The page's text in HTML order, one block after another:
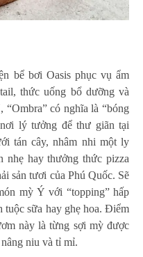
bể bơi Oasis phục vụ ẩm
thức uống bổ dưỡng và
“Ombra” có nghĩa là “bóng
lý tưởng để thư giãn tại
tán cây, nhâm nhi một ly
nhẹ hay thưởng thức pizza
sản tươi của Phú Quốc. Sẽ
mỳ Ý với “topping” hấp
tuộc sữa hay ghẹ hoa. Điểm
này là từng sợi mỳ được
niu và tỉ mỉ.